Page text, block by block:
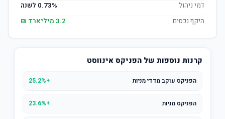
דמי ניהול
0.73% לשנה
היקף נכסים
3.2 מיליארד ₪
קרנות נוספות של הפניקס אינווסט
הפניקס עוקב מדדי מניות +25.2%
הפניקס מניות +23.6%